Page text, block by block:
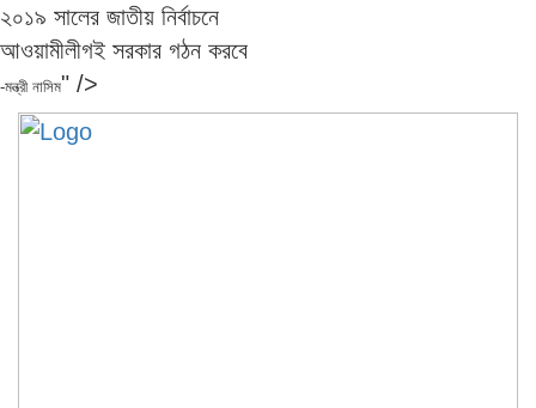
২০১৯ সালের জাতীয় নির্বাচনে
আওয়ামীলীগই সরকার গঠন করবে
-মন্ত্রী নাসিম" />